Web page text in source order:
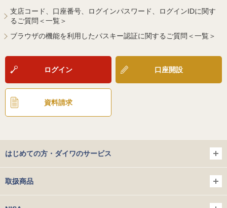
支店コード、口座番号、ログインパスワード、ログインIDに関す
るご質問＜一覧＞
ブラウザの機能を利用したパスキー認証に関するご質問＜一覧＞
ログイン 口座開設
資料請求
はじめての方・ダイワのサービス
取扱商品